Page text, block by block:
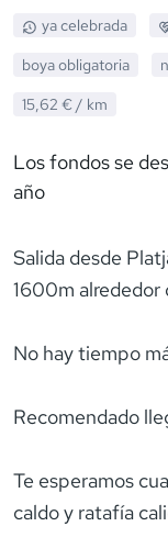
ya celebrada
boya obligatoria
15,62 € / km
Los fondos se
año
Salida desde
1600m alrededor
No hay tiempo
Recomendado
Te esperamos
caldo y ratafía